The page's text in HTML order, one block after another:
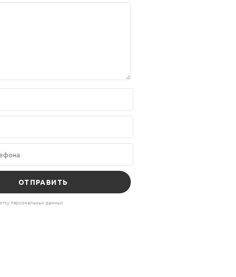
персональных данных